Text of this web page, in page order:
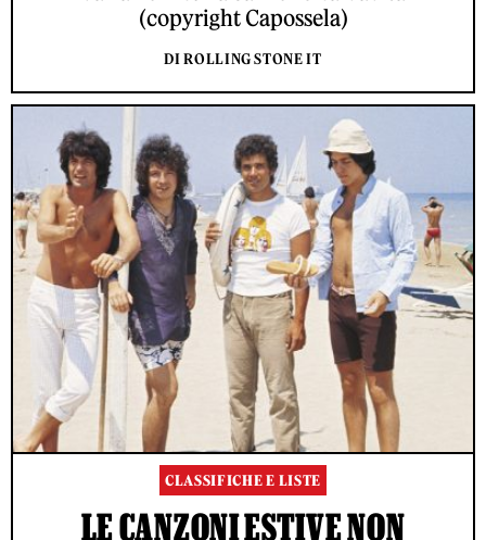
(copyright Capossela)
DI ROLLING STONE IT
CLASSIFICHE E LISTE
LE CANZONI ESTIVE NON